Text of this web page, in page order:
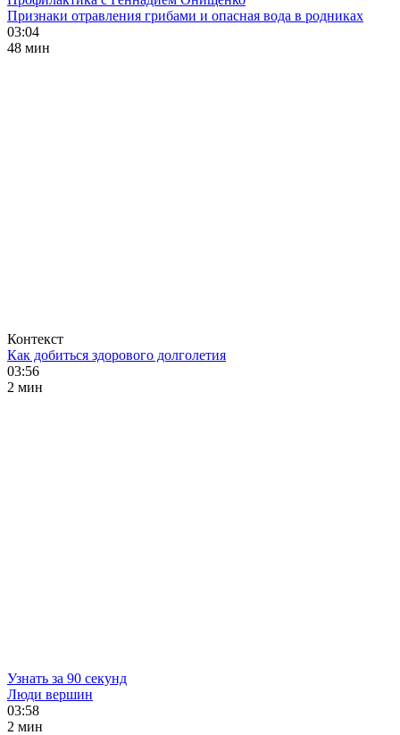
Признаки отравления грибами и опасная вода в родниках
03:04
48 мин
Контекст
Как добиться здорового долголетия
03:56
2 мин
Узнать за 90 секунд
Люди вершин
03:58
2 мин